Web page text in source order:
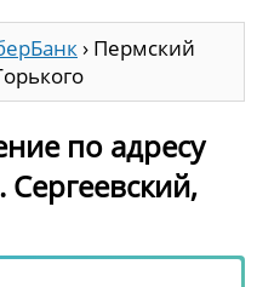
› Пермский
по адресу